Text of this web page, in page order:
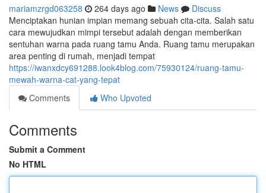
mariamzrgd063258 264 days ago News
Discuss
Menciptakan hunian impian memang sebuah cita-cita. Salah satu
cara mewujudkan mimpi tersebut adalah dengan memberikan
sentuhan warna pada ruang tamu Anda. Ruang tamu merupakan
area penting di rumah, menjadi tempat
https://iwanxdcy691288.look4blog.com/75930124/ruang-tamu-
mewah-warna-cat-yang-tepat
Comments
Who Upvoted
Comments
Submit a Comment
No HTML